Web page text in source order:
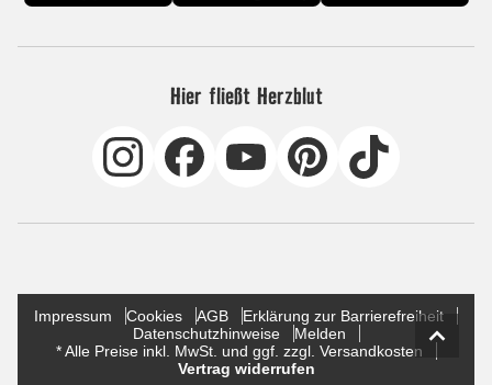
Hier fließt Herzblut
Impressum Cookies AGB
Erklärung zur Barrierefreiheit
Datenschutzhinweise
Melden
* Alle Preise inkl. MwSt. und ggf. zzgl. Versandkosten
Vertrag widerrufen